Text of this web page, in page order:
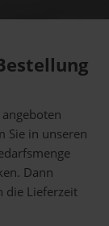
Sie in unseren
Dann
die Lieferzeit